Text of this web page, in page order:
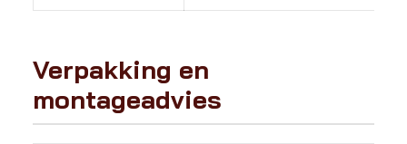
Verpakking en
montageadvies